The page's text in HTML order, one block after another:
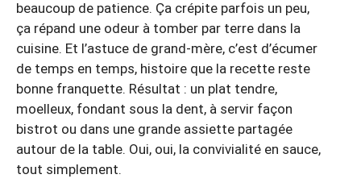
beaucoup de patience. Ça crépite parfois un peu,
ça répand une odeur à tomber par terre dans la
cuisine. Et l’astuce de grand-mère, c’est d’écumer
de temps en temps, histoire que la recette reste
bonne franquette. Résultat : un plat tendre,
moelleux, fondant sous la dent, à servir façon
bistrot ou dans une grande assiette partagée
autour de la table. Oui, oui, la convivialité en sauce,
tout simplement.